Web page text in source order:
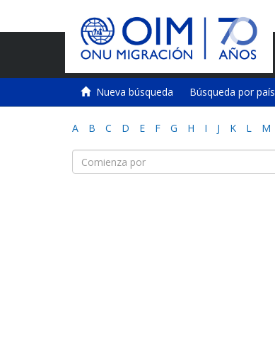
Nueva búsqueda Búsqueda por país
A B C D E F G H I J K L M